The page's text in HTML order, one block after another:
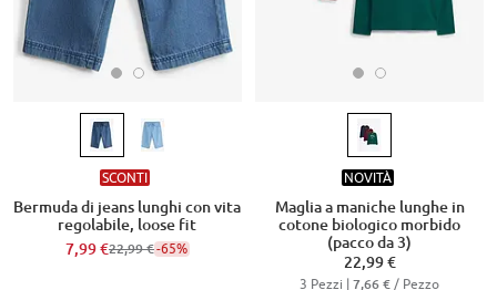
SCONTI
Bermuda di jeans lunghi con vita
regolabile, loose fit
7,99 €22,99 €-65%
NOVITÀ
Maglia a maniche lunghe in
cotone biologico morbido
(pacco da 3)
22,99 €
3 Pezzi | 7,66 € / Pezzo